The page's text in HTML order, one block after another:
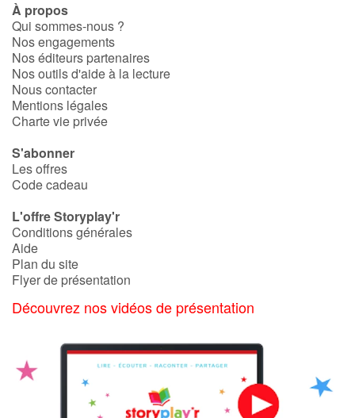
À propos
Qui sommes-nous ?
Nos engagements
Nos éditeurs partenaires
Nos outils d'aide à la lecture
Nous contacter
Mentions légales
Charte vie privée
S'abonner
Les offres
Code cadeau
L'offre Storyplay'r
Conditions générales
Aide
Plan du site
Flyer de présentation
Découvrez nos vidéos de présentation